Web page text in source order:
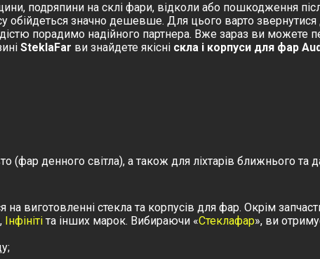
подряпини на склі фари, відколи або пошкодження
значно дешевше. Для цього варто звернутися
порадимо надійного партнера. Вже зараз ви можете
SteklaFar ви знайдете якісні скла і корпуси для фар
денного світла), а також для ліхтарів ближнього та
виготовленні стекла та корпусів для фар. Окрім
, Інфініті та інших марок. Вибираючи «Стеклафар», ви